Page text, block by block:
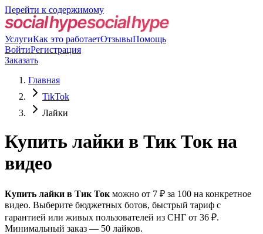
Перейти к содержимому
УслугиКак это работаетОтзывыПомощь
ВойтиРегистрация
Заказать
Главная
TikTok
Лайки
Купить лайки в Тик Ток на
видео
Купить лайки в Тик Ток можно от 7 ₽ за 100 на конкретное
видео. Выберите бюджетных ботов, быстрый тариф с
гарантией или живых пользователей из СНГ от 36 ₽.
Минимальный заказ — 50 лайков.